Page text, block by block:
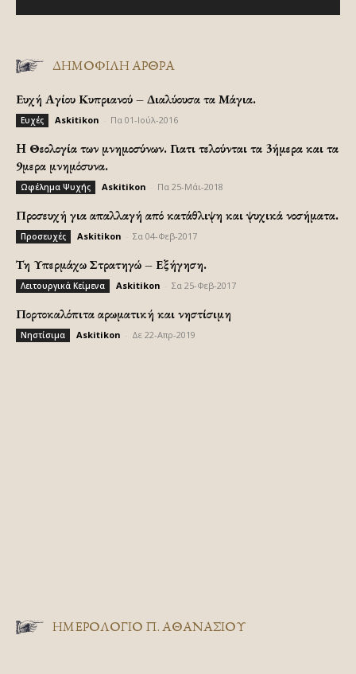
ΔΗΜΟΦΙΛΗ ΑΡΘΡΑ
Ευχή Αγίου Κυπριανού – Διαλύουσα τα Μάγια.
Ευχές Askitikon Πα 01-Ιούλ-2016
H Θεολογία των μνημοσύνων. Γιατι τελούνται τα 3ήμερα και τα
9μερα μνημόσυνα.
Ωφέλημα Ψυχής Askitikon Πα 25-Μάι-2018
Προσευχή για απαλλαγή από κατάθλιψη και ψυχικά νοσήματα.
Προσευχές Askitikon Σα 04-Φεβ-2017
Τη Υπερμάχω Στρατηγώ – Εξήγηση.
Λειτουργικά Κείμενα Askitikon Σα 25-Φεβ-2017
Πορτοκαλόπιτα αρωματική και νηστίσιμη
Νηστίσιμα Askitikon Δε 22-Απρ-2019
ΗΜΕΡΟΛΟΓΙΟ Π. ΑΘΑΝΑΣΙΟΥ